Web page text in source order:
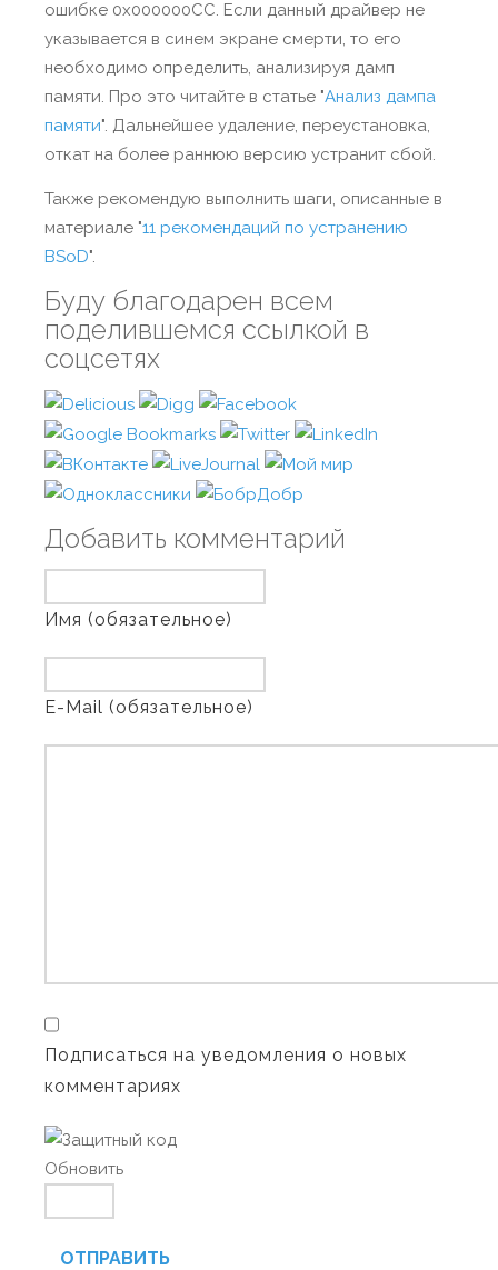
ошибке 0x000000CC. Если данный драйвер не
указывается в синем экране смерти, то его
необходимо определить, анализируя дамп
памяти. Про это читайте в статье "Анализ дампа
памяти". Дальнейшее удаление, переустановка,
откат на более раннюю версию устранит сбой.
Также рекомендую выполнить шаги, описанные в
материале "11 рекомендаций по устранению
BSoD".
Буду благодарен всем
поделившемся ссылкой в
соцсетях
Добавить комментарий
Имя (обязательное)
E-Mail (обязательное)
Подписаться на уведомления о новых
комментариях
Обновить
ОТПРАВИТЬ